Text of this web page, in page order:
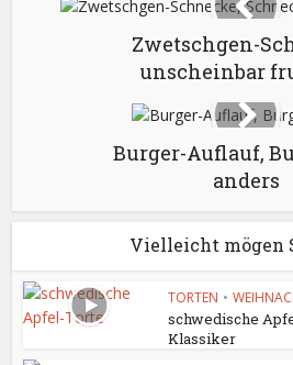
Zwetschgen-
unscheinbar
Burger-Auflauf,
anders
Vielleicht mögen
TORTEN •
schwedische
Klassiker